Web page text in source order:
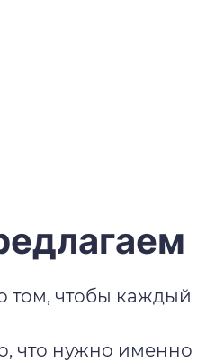
том, чтобы каждый
что нужно именно